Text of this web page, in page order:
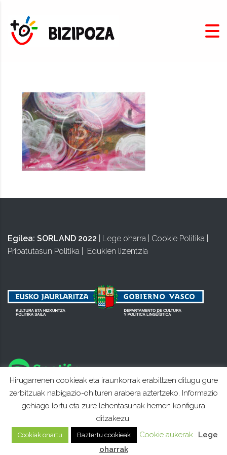
Egilea: SORLAND 2022 Lege oharra Cookie Politika
Pribatutasun Politika
Edukien lizentzia
Hirugarrenen cookieak eta iraunkorrak erabiltzen ditugu gure
zerbitzuak nabigazio-ohituren arabera aztertzeko. Informazio
gehiago lortu eta zure lehentasunak hemen konfigura
ditzakezu.
Cookiak onartu Baztertu cookieak Cookie aukerak
Lege
oharrak